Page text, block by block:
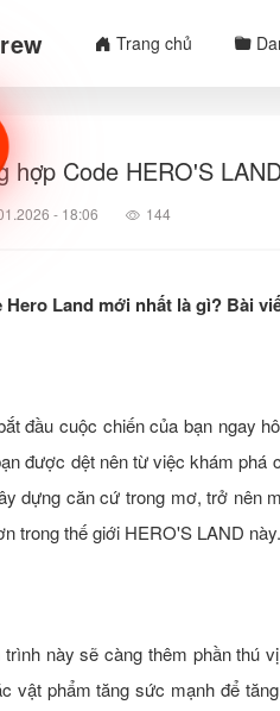
Trang chủ
hợp Code HERO'S
- 18:06 144
Hero Land mới nhất là gì? Bài
đầu cuộc chiến của bạn ngay
được dệt nên từ việc khám phá
dựng căn cứ trong mơ, trở nên
trong thế giới HERO'S LAND này.
trình này sẽ càng thêm phần thú
vật phẩm tăng sức mạnh để